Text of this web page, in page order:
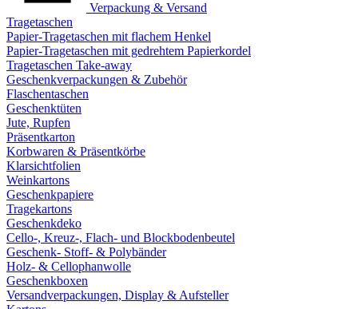
Verpackung & Versand
Tragetaschen
Papier-Tragetaschen mit flachem Henkel
Papier-Tragetaschen mit gedrehtem Papierkordel
Tragetaschen Take-away
Geschenkverpackungen & Zubehör
Flaschentaschen
Geschenktüten
Jute, Rupfen
Präsentkarton
Korbwaren & Präsentkörbe
Klarsichtfolien
Weinkartons
Geschenkpapiere
Tragekartons
Geschenkdeko
Cello-, Kreuz-, Flach- und Blockbodenbeutel
Geschenk- Stoff- & Polybänder
Holz- & Cellophanwolle
Geschenkboxen
Versandverpackungen, Display & Aufsteller